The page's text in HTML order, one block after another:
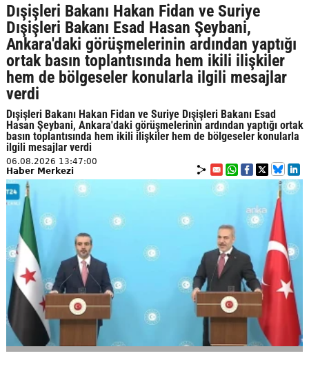
Dışişleri Bakanı Hakan Fidan ve Suriye
Dışişleri Bakanı Esad Hasan Şeybani,
Ankara'daki görüşmelerinin ardından yaptığı
ortak basın toplantısında hem ikili ilişkiler
hem de bölgeseler konularla ilgili mesajlar
verdi
Dışişleri Bakanı Hakan Fidan ve Suriye Dışişleri Bakanı Esad
Hasan Şeybani, Ankara'daki görüşmelerinin ardından yaptığı ortak
basın toplantısında hem ikili ilişkiler hem de bölgeseler konularla
ilgili mesajlar verdi
06.08.2026 13:47:00
Haber Merkezi